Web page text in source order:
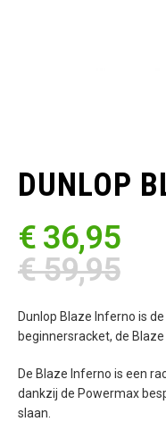
begin
van
afbeeldingen-
gallerij
DUNLOP
€ 36,95
€ 59,95
Dunlop Blaze Inferno is
beginnersracket, de
De Blaze Inferno is een
dankzij de Powermax
slaan.